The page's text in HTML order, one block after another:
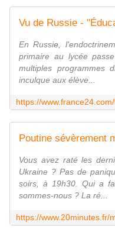
En Russie,
primaire au lycée
multiples programmes
inculque aux élève...
Vous avez raté les
Ukraine ? Pas de
soirs, à 19h30. Qui a
sommes-nous ? La ré...